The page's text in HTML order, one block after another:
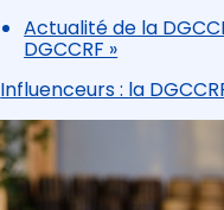
Actualité de la
DGCCRF »
Influenceurs : la